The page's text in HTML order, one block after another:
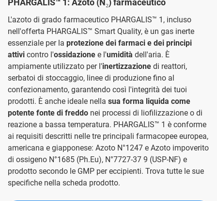
PHARGALIS™ 1: Azoto (N₂) farmaceutico
L'azoto di grado farmaceutico PHARGALIS™ 1, incluso
nell'offerta PHARGALIS™ Smart Quality, è un gas inerte
essenziale per la protezione dei farmaci e dei principi
attivi contro l'ossidazione e l'umidità dell'aria. È
ampiamente utilizzato per l'inertizzazione di reattori,
serbatoi di stoccaggio, linee di produzione fino al
confezionamento, garantendo così l'integrità dei tuoi
prodotti. È anche ideale nella sua forma liquida come
potente fonte di freddo nei processi di liofilizzazione o di
reazione a bassa temperatura. PHARGALIS™ 1 è conforme
ai requisiti descritti nelle tre principali farmacopee europea,
americana e giapponese: Azoto N°1247 e Azoto impoverito
di ossigeno N°1685 (Ph.Eu), N°7727-37 9 (USP-NF) e
prodotto secondo le GMP per eccipienti. Trova tutte le sue
specifiche nella scheda prodotto.